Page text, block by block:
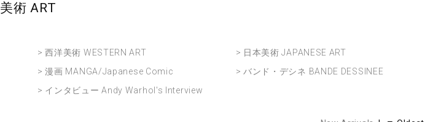
美術 ART
> 西洋美術 WESTERN ART
> 日本美術 JAPANESE ART
> 漫画 MANGA/Japanese Comic
> バンド・デシネ BANDE DESSINEE
> インタビュー Andy Warhol's Interview